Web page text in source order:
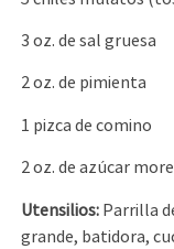
3 oz. de sal gruesa
2 oz. de pimienta
1 pizca de comino
2 oz. de azúcar
Utensilios: Parrilla
grande, batidora,